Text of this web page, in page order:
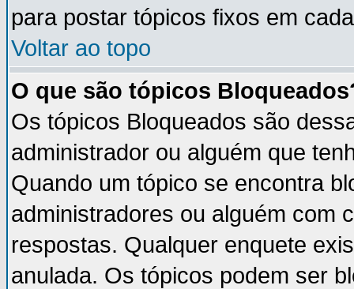
para postar tópicos fixos em
Voltar ao topo
O que são tópicos
Os tópicos Bloqueados são
administrador ou alguém que
Quando um tópico se encontra
administradores ou alguém com
respostas. Qualquer enquete
anulada. Os tópicos podem ser